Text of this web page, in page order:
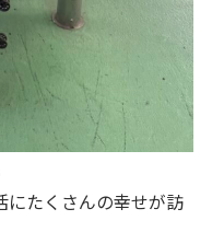
にたくさんの幸せが訪